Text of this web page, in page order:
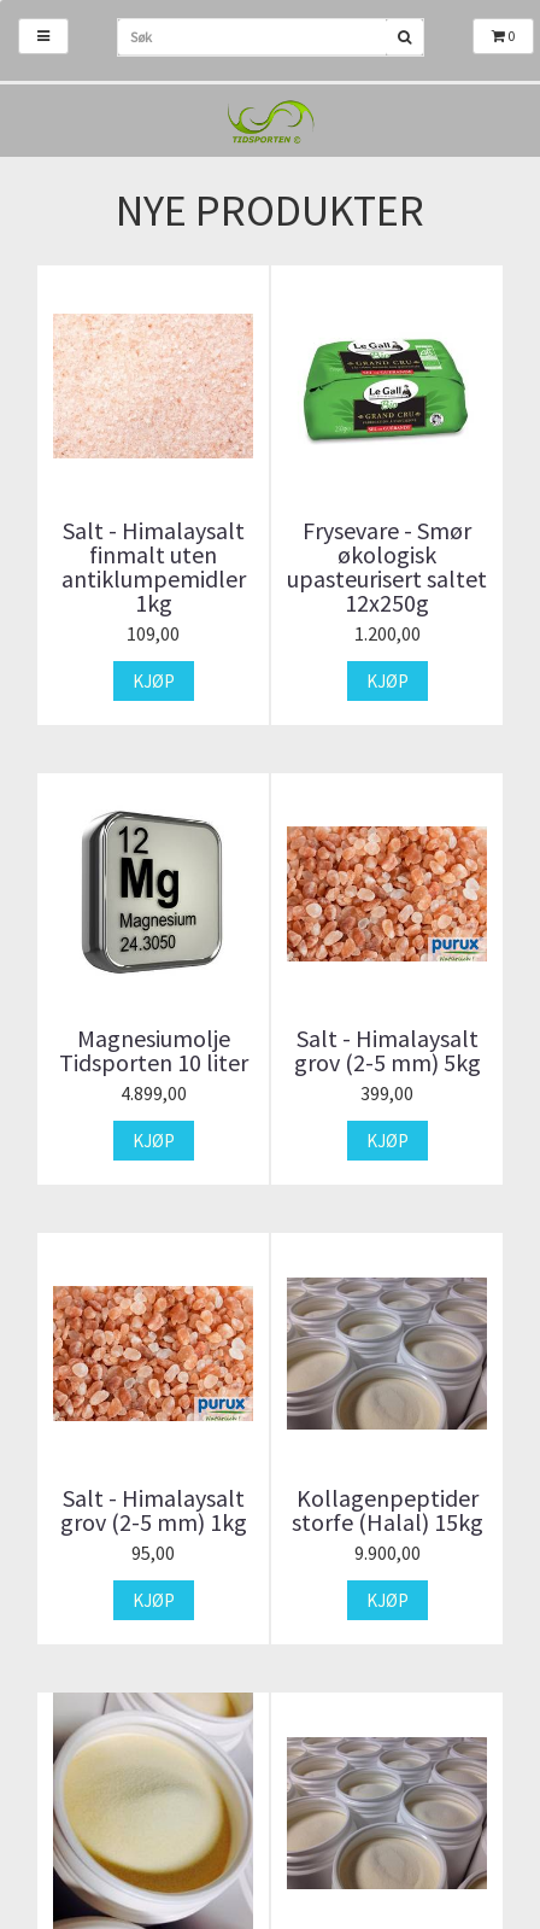
0
NYE PRODUKTER
Salt - Himalaysalt
finmalt uten
antiklumpemidler
1kg
109,00
KJØP
Frysevare - Smør
økologisk
upasteurisert saltet
12x250g
1.200,00
KJØP
Magnesiumolje
Tidsporten 10 liter
4.899,00
KJØP
Salt - Himalaysalt
grov (2-5 mm) 5kg
399,00
KJØP
Salt - Himalaysalt
grov (2-5 mm) 1kg
95,00
KJØP
Kollagenpeptider
storfe (Halal) 15kg
9.900,00
KJØP